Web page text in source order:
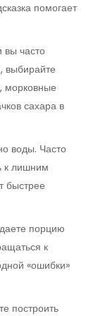
помогает
часто
выбирайте
морковные
сахара в
воды. Часто
к лишним
быстрее
порцию
к
«ошибки»
построить